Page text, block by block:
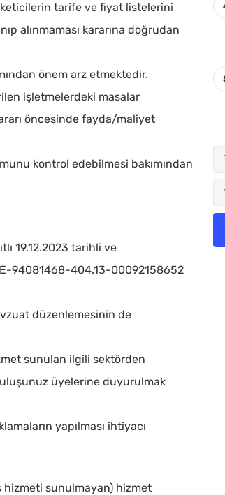
tarife ve fiyat listelerini
alınmaması kararına doğrudan
önem arz etmektedir.
işletmelerdeki masalar
öncesinde fayda/maliyet
kontrol edebilmesi bakımından
19.12.2023 tarihli ve
94081468-404.13-00092158652
düzenlemesinin de
sunulan ilgili sektörden
üyelerine duyurulmak
yapılması ihtiyacı
hizmeti sunulmayan) hizmet